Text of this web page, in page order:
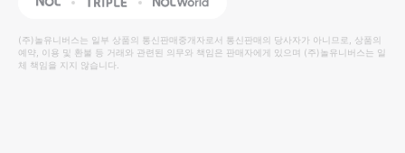
NOL Triple Interpark Global
(주)놀유니버스는 일부 상품의 통신판매중개자로서 통신판매의 당사자가 아니므로, 상품의
예약, 이용 및 환불 등 거래와 관련된 의무와 책임은 판매자에게 있으며 (주)놀유니버스는 일
체 책임을 지지 않습니다.